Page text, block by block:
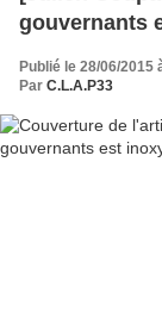
gouvernants
Publié le 28/06/2015
Par C.L.A.P33